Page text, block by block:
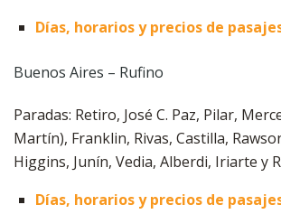
Días, horarios y precios de
Buenos Aires – Rufino
Paradas: Retiro, José C. Paz, Pilar,
Martín), Franklin, Rivas, Castilla,
Higgins, Junín, Vedia, Alberdi, Iriarte y
Días, horarios y precios de